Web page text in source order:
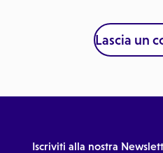
Lascia un
Iscriviti alla nostra